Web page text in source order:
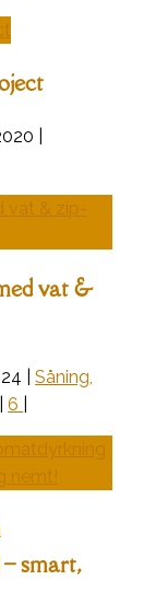
vat &
|Såning,
|6
smart,